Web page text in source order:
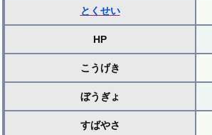
とくせい
HP
こうげき
ぼうぎょ
すばやさ